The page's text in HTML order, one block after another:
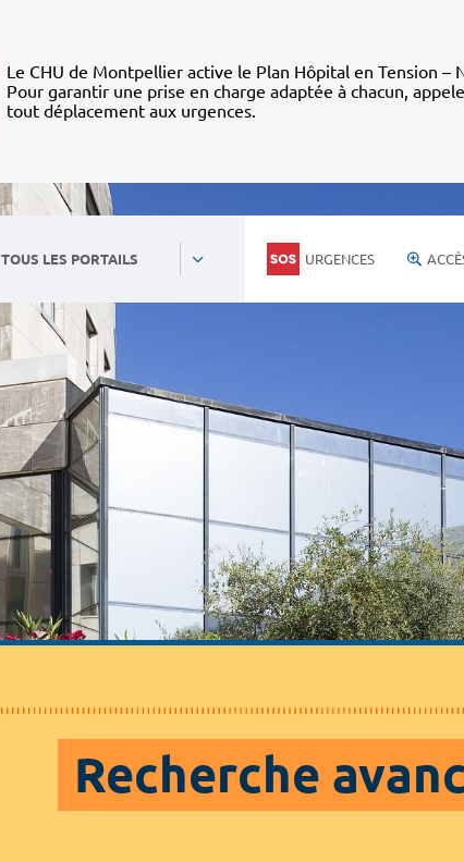
Le CHU de Montpellier active le Plan Hôpital en Tension –
Pour garantir une prise en charge adaptée à chacun,
tout déplacement aux urgences.
TOUS LES PORTAILS URGENCES
Recherche